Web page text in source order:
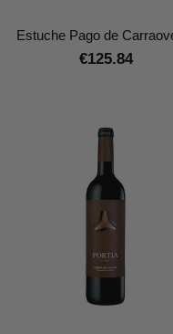
Estuche Pago de
€125.84